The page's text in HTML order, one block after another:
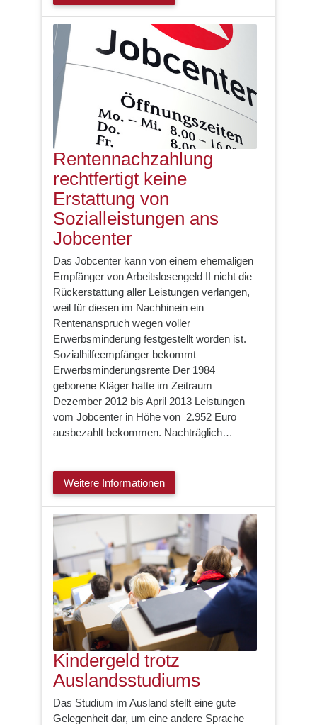
Rentennachzahlung
rechtfertigt keine
Erstattung von
Sozialleistungen ans
Jobcenter
Das Jobcenter kann von einem ehemaligen
Empfänger von Arbeitslosengeld II nicht die
Rückerstattung aller Leistungen verlangen,
weil für diesen im Nachhinein ein
Rentenanspruch wegen voller
Erwerbsminderung festgestellt worden ist.
Sozialhilfeempfänger bekommt
Erwerbsminderungsrente Der 1984
geborene Kläger hatte im Zeitraum
Dezember 2012 bis April 2013 Leistungen
vom Jobcenter in Höhe von 2.952 Euro
ausbezahlt bekommen. Nachträglich…
Weitere Informationen
Kindergeld trotz
Auslandsstudiums
Das Studium im Ausland stellt eine gute
Gelegenheit dar, um eine andere Sprache